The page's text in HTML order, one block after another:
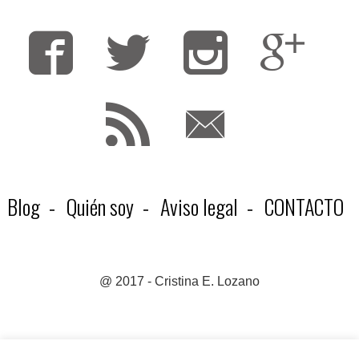
Blog Quién soy Aviso legal CONTACTO
@ 2017 - Cristina E. Lozano